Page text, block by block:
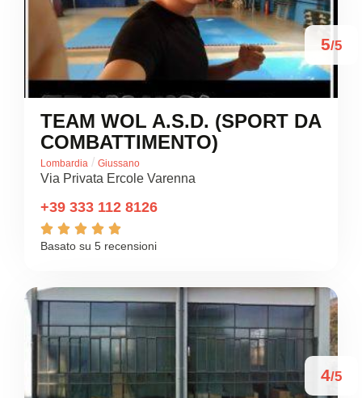
5/5
TEAM WOL A.S.D. (SPORT DA
COMBATTIMENTO)
Lombardia / Giussano
Via Privata Ercole Varenna
+39 333 112 8126
    
Basato su 5 recensioni
4/5